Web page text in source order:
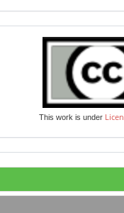
This work is under